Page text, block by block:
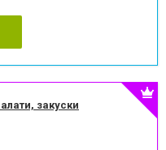
закуски